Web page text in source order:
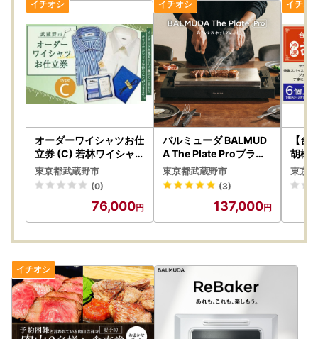
オーダーワイシャツお仕
立券 (C) 若林ワイシャ
ツ店 国産生地 ワイシャ
ツ ビジネス オーダーメ
イド 日本製
東京都武蔵野市
(0)
76,000
バルミューダ BALMUD
A The Plate Proブラッ
ク K10A-BK／JP ｜ BA
LMUDA バルミューダ ザ
・プレート プロ ホット
プレート 家電 おしゃれ
リビング キッチン シン
東京都武蔵野市
(3)
137,000
【台
胡椒
り約
B級
店 特
東京